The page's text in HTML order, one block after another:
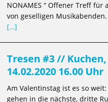
NONAMES “ Offener Treff
von geselligen
[…]
Tresen #3 //
14.02.2020 16.00 Uhr
Am Valentinstag ist es so
gehen in die nächste, dritte